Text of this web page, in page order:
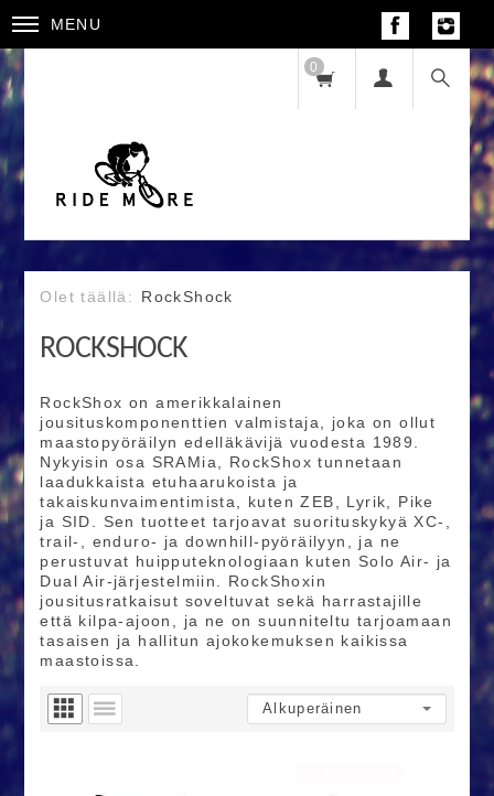
MENU
0
RockShock
ROCKSHOCK
RockShox on amerikkalainen
jousituskomponenttien valmistaja, joka on ollut
maastopyöräilyn edelläkävijä vuodesta 1989.
Nykyisin osa SRAMia, RockShox tunnetaan
laadukkaista etuhaarukoista ja
takaiskunvaimentimista, kuten ZEB, Lyrik, Pike
ja SID. Sen tuotteet tarjoavat suorituskykyä XC‑,
trail‑, enduro‑ ja downhill‑pyöräilyyn, ja ne
perustuvat huipputeknologiaan kuten Solo Air‑ ja
Dual Air‑järjestelmiin. RockShoxin
jousitusratkaisut soveltuvat sekä harrastajille
että kilpa‑ajoon, ja ne on suunniteltu tarjoamaan
tasaisen ja hallitun ajokokemuksen kaikissa
maastoissa.